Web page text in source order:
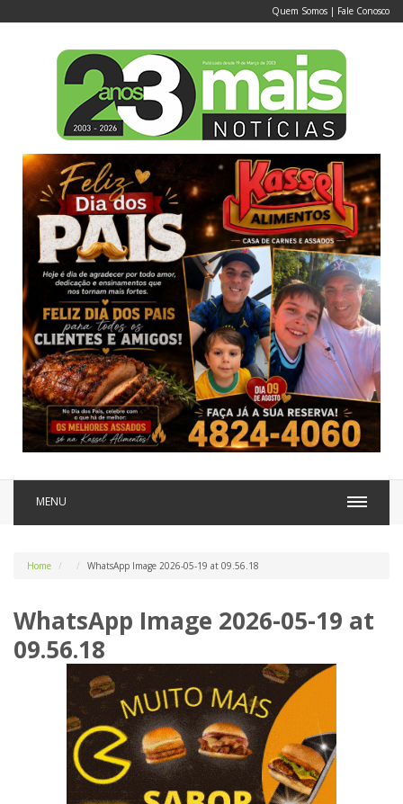
Quem Somos | Fale Conosco
MENU
Home WhatsApp Image 2026-05-19 at 09.56.18
WhatsApp Image 2026-05-19 at
09.56.18